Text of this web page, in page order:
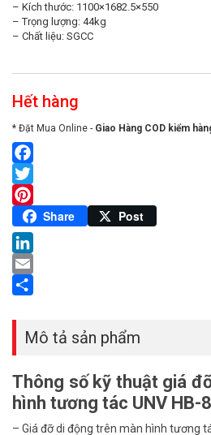
– Kích thước: 1100×1682.5×550
– Trọng lượng: 44kg
– Chất liệu: SGCC
Hết hàng
* Đặt Mua Online - Giao Hàng COD kiểm
Facebook
Twitter
Pinterest
Share Post
LinkedIn
Email
Mô tả sản phẩm
Thông số kỹ thuật giá
hình tương tác UNV HB-
– Giá đỡ di động trên màn hình tương